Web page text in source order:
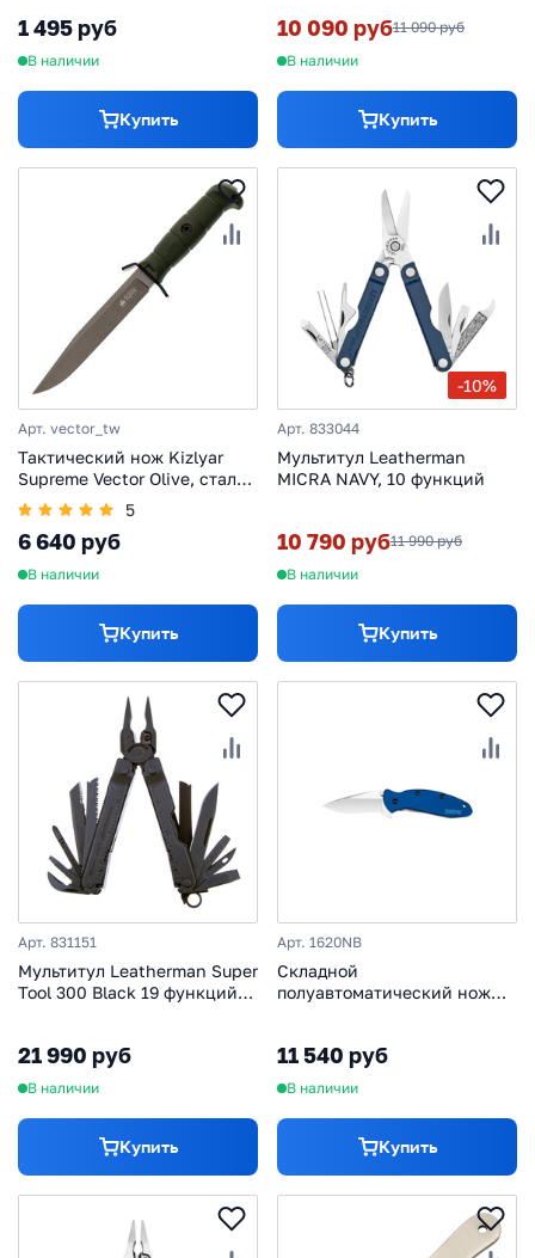
1 495 руб
В наличии
Купить
10 090 руб11 090 руб
В наличии
Купить
Арт. vector_tw
Тактический нож Kizlyar
Supreme Vector Olive, сталь
420HC TW, рукоять кратон,
хаки
5
6 640 руб
В наличии
Купить
-10%
Арт. 833044
Мультитул Leatherman
MICRA NAVY, 10 функций
10 790 руб11 990 руб
В наличии
Купить
Арт. 831151
Мультитул Leatherman Super
Tool 300 Black 19 функций
21 990 руб
В наличии
Купить
Арт. 1620NB
Складной
полуавтоматический нож
синий
11 540 руб
В наличии
Купить